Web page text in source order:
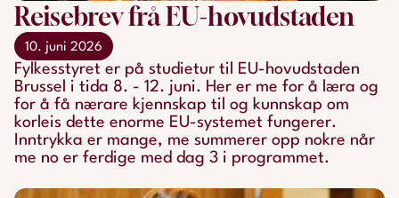
Reisebrev frå EU-hovudstaden
10. juni 2026
Fylkesstyret er på studietur til EU-hovudstaden
Brussel i tida 8. - 12. juni. Her er me for å læra og
for å få nærare kjennskap til og kunnskap om
korleis dette enorme EU-systemet fungerer.
Inntrykka er mange, me summerer opp nokre når
me no er ferdige med dag 3 i programmet.